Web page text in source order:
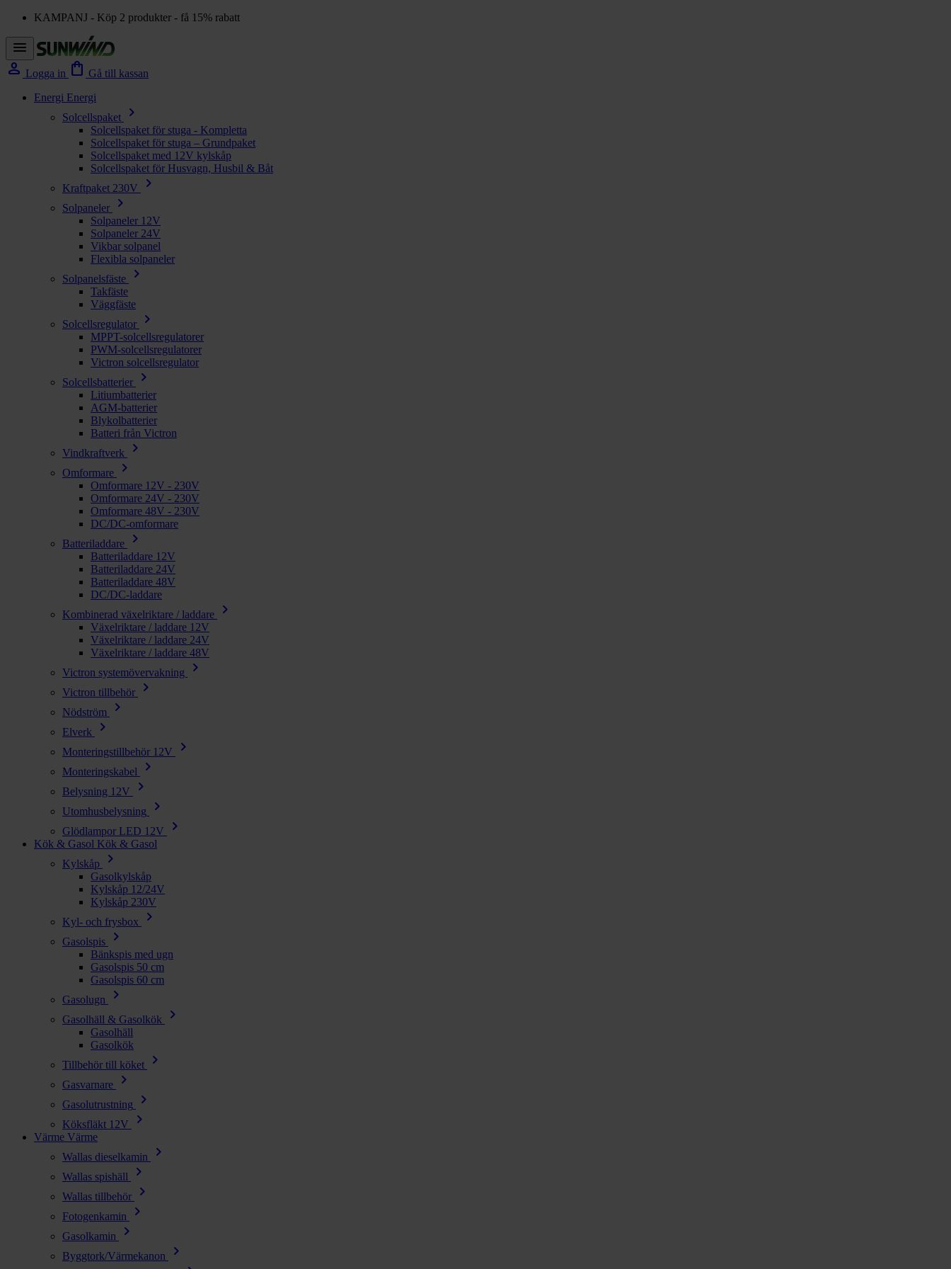
KAMPANJ - Köp 2 produkter - få 15% rabatt
menu
person Logga in shopping_bag Gå till kassan
Energi Energi
Solcellspaket
chevron_right
Solcellspaket för stuga - Kompletta
Solcellspaket för stuga – Grundpaket
Solcellspaket med 12V kylskåp
Solcellspaket för Husvagn, Husbil & Båt
Kraftpaket 230V
chevron_right
Solpaneler chevron_right
Solpaneler 12V
Solpaneler 24V
Vikbar solpanel
Flexibla solpaneler
Solpanelsfäste
chevron_right
Takfäste
Väggfäste
Solcellsregulator
chevron_right
MPPT-solcellsregulatorer
PWM-solcellsregulatorer
Victron solcellsregulator
Solcellsbatterier
chevron_right
Litiumbatterier
AGM-batterier
Blykolbatterier
Batteri från Victron
Vindkraftverk
chevron_right
Omformare chevron_right
Omformare 12V - 230V
Omformare 24V - 230V
Omformare 48V - 230V
DC/DC-omformare
Batteriladdare
chevron_right
Batteriladdare 12V
Batteriladdare 24V
Batteriladdare 48V
DC/DC-laddare
Kombinerad växelriktare / laddare
chevron_right
Växelriktare / laddare 12V
Växelriktare / laddare 24V
Växelriktare / laddare 48V
Victron systemövervakning
chevron_right
Victron tillbehör chevron_right
Nödström chevron_right
Elverk chevron_right
Monteringstillbehör 12V chevron_right
Monteringskabel chevron_right
Belysning 12V chevron_right
Utomhusbelysning chevron_right
Glödlampor LED 12V chevron_right
Kök & Gasol Kök & Gasol
Kylskåp
chevron_right
Gasolkylskåp
Kylskåp 12/24V
Kylskåp 230V
Kyl- och frysbox
chevron_right
Gasolspis chevron_right
Bänkspis med ugn
Gasolspis 50 cm
Gasolspis 60 cm
Gasolugn
chevron_right
Gasolhäll & Gasolkök chevron_right
Gasolhäll
Gasolkök
Tillbehör till köket
chevron_right
Gasvarnare chevron_right
Gasolutrustning chevron_right
Köksfläkt 12V chevron_right
Värme Värme
Wallas dieselkamin
chevron_right
Wallas spishäll chevron_right
Wallas tillbehör chevron_right
Fotogenkamin chevron_right
Gasolkamin chevron_right
Byggtork/Värmekanon chevron_right